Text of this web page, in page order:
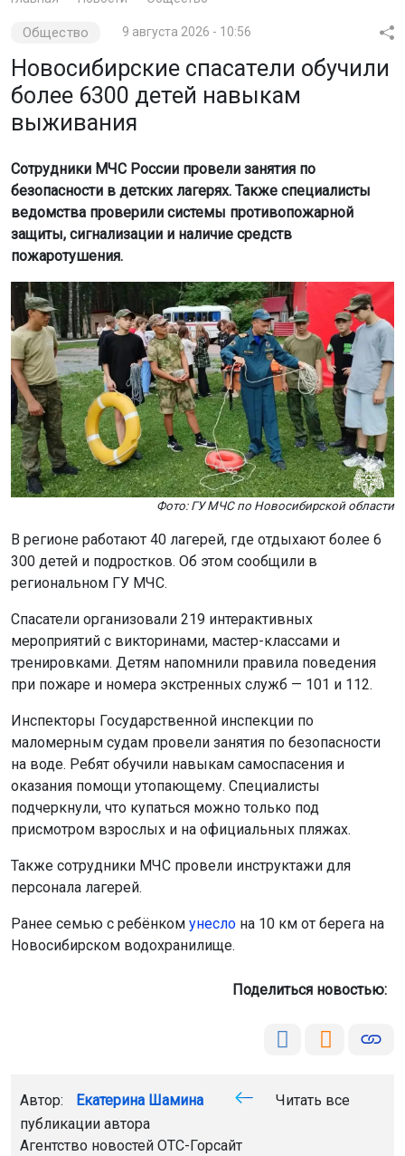
Общество 9 августа 2026 - 10:56
Новосибирские спасатели обучили
более 6300 детей навыкам
выживания
Сотрудники МЧС России провели занятия по
безопасности в детских лагерях. Также специалисты
ведомства проверили системы противопожарной
защиты, сигнализации и наличие средств
пожаротушения.
Фото: ГУ МЧС по Новосибирской области
В регионе работают 40 лагерей, где отдыхают более 6
300 детей и подростков. Об этом сообщили в
региональном ГУ МЧС.
Спасатели организовали 219 интерактивных
мероприятий с викторинами, мастер-классами и
тренировками. Детям напомнили правила поведения
при пожаре и номера экстренных служб — 101 и 112.
Инспекторы Государственной инспекции по
маломерным судам провели занятия по безопасности
на воде. Ребят обучили навыкам самоспасения и
оказания помощи утопающему. Специалисты
подчеркнули, что купаться можно только под
присмотром взрослых и на официальных пляжах.
Также сотрудники МЧС провели инструктажи для
персонала лагерей.
Ранее семью с ребёнком унесло на 10 км от берега на
Новосибирском водохранилище.
Поделиться новостью:
Автор: Екатерина Шамина
Читать все
публикации автора
Агентство новостей ОТС-Горсайт